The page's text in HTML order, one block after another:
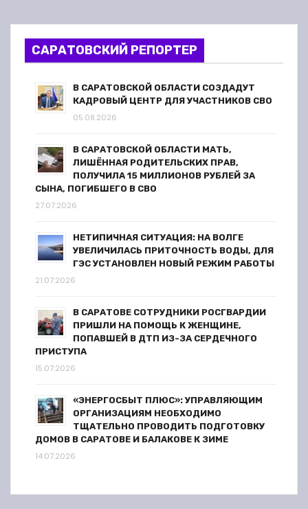
САРАТОВСКИЙ РЕПОРТЕР
В САРАТОВСКОЙ ОБЛАСТИ СОЗДАДУТ
КАДРОВЫЙ ЦЕНТР ДЛЯ УЧАСТНИКОВ СВО
05.08.2026
В САРАТОВСКОЙ ОБЛАСТИ МАТЬ,
ЛИШЁННАЯ РОДИТЕЛЬСКИХ ПРАВ,
ПОЛУЧИЛА 15 МИЛЛИОНОВ РУБЛЕЙ ЗА
СЫНА, ПОГИБШЕГО В СВО
27.07.2026
НЕТИПИЧНАЯ СИТУАЦИЯ: НА ВОЛГЕ
УВЕЛИЧИЛАСЬ ПРИТОЧНОСТЬ ВОДЫ, ДЛЯ
ГЭС УСТАНОВЛЕН НОВЫЙ РЕЖИМ РАБОТЫ
21.07.2026
В САРАТОВЕ СОТРУДНИКИ РОСГВАРДИИ
ПРИШЛИ НА ПОМОЩЬ К ЖЕНЩИНЕ,
ПОПАВШЕЙ В ДТП ИЗ-ЗА СЕРДЕЧНОГО
ПРИСТУПА
15.07.2026
«ЭНЕРГОСБЫТ ПЛЮС»: УПРАВЛЯЮЩИМ
ОРГАНИЗАЦИЯМ НЕОБХОДИМО
ТЩАТЕЛЬНО ПРОВОДИТЬ ПОДГОТОВКУ
ДОМОВ В САРАТОВЕ И БАЛАКОВЕ К ЗИМЕ
14.07.2026